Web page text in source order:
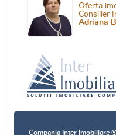
Oferta
Consilier
Adriana
Compania Inter Imobiliare